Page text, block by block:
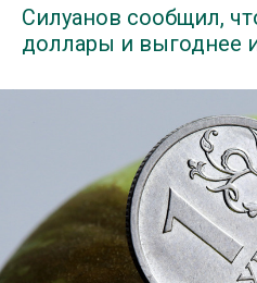
Силуанов сообщил,
доллары и выгоднее